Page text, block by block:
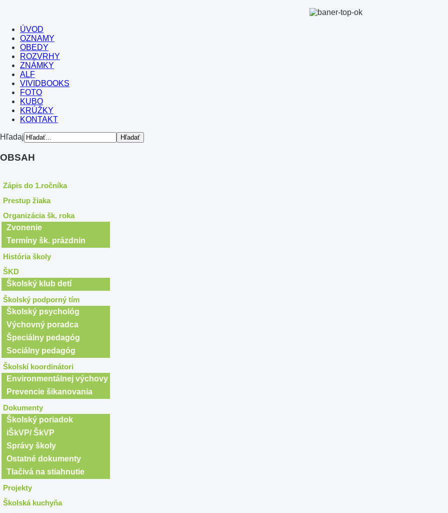
ÚVOD
OZNAMY
OBEDY
ROZVRHY
ZNÁMKY
ALF
VIVIDBOOKS
FOTO
KUBO
KRÚŽKY
KONTAKT
Hľadaj
OBSAH
Zápis do 1.ročníka
Prestup žiaka
Organizácia šk. roka
Zvonenie
Termíny šk. prázdnin
História školy
ŠKD
Školský klub detí
Školský podporný tím
Školský psychológ
Výchovný poradca
Špeciálny pedagóg
Sociálny pedagóg
Školskí koordinátori
Environmentálnej výchovy
Prevencie šikanovania
Dokumenty
Školský poriadok
iŠkVP/ ŠkVP
Správy školy
Ostatné dokumenty
Tlačivá na stiahnutie
Projekty
Školská kuchyňa